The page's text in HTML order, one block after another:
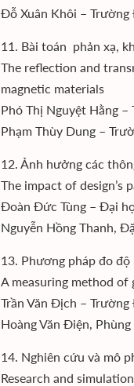
Đỗ Xuân Khôi –
11. Bài toán phản xạ,
The reflection and
magnetic materials
Phó Thị Nguyệt Hằng
Phạm Thùy Dung –
12. Ảnh hưởng các
The impact of design’s
Đoàn Đức Tùng – Đại
Nguyễn Hồng Thanh,
13. Phương pháp đo độ
A measuring method of
Trần Văn Địch –
Hoàng Văn Điện,
14. Nghiên cứu và mô
Research and